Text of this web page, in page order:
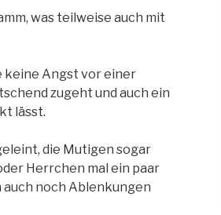
was teilweise auch mit
keine Angst vor einer
zugeht und auch ein
lässt.
die Mutigen sogar
Herrchen mal ein paar
noch Ablenkungen